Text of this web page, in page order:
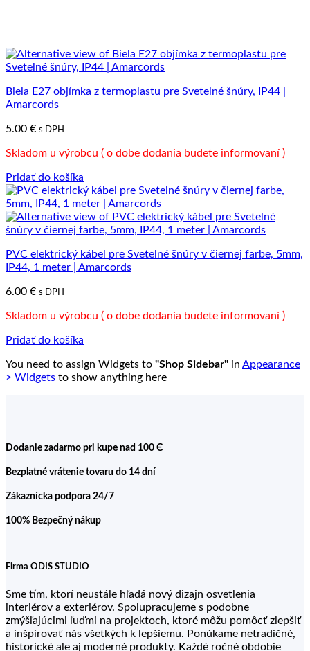
Biela E27 objímka z termoplastu pre Svetelné šnúry, IP44 |
Amarcords
5.00 € s DPH
Skladom u výrobcu ( o dobe dodania budete informovaní )
Pridať do košíka
PVC elektrický kábel pre Svetelné šnúry v čiernej farbe, 5mm,
IP44, 1 meter | Amarcords
6.00 € s DPH
Skladom u výrobcu ( o dobe dodania budete informovaní )
Pridať do košíka
You need to assign Widgets to "Shop Sidebar" in Appearance
> Widgets to show anything here
Dodanie zadarmo pri kupe nad 100 Є
Bezplatné vrátenie tovaru do 14 dní
Zákaznícka podpora 24/7
100% Bezpečný nákup
Firma ODIS STUDIO
Sme tím, ktorí neustále hľadá nový dizajn osvetlenia
interiérov a exteriérov. Spolupracujeme s podobne
zmýšľajúcimi ľuďmi na projektoch, ktoré môžu pomôcť zlepšiť
a inšpirovať nás všetkých k lepšiemu. Ponúkame netradičné,
historické ale aj moderné produkty. Každé ročné obdobie